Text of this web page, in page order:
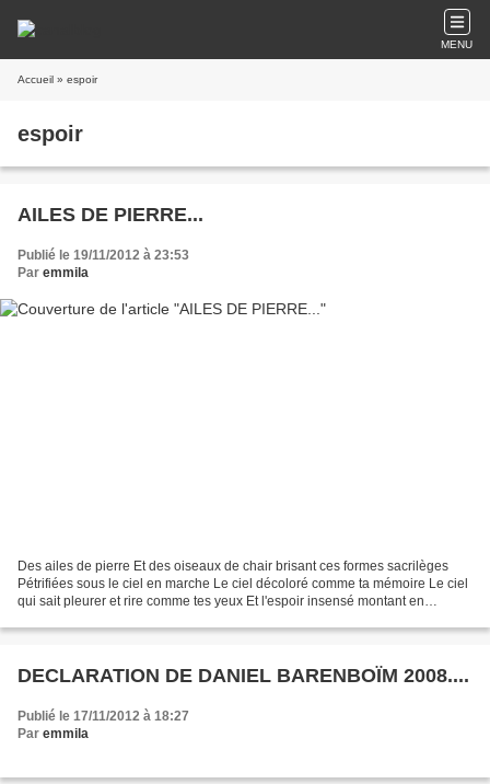
MENU
Accueil » espoir
espoir
AILES DE PIERRE...
Publié le 19/11/2012 à 23:53
Par emmila
Des ailes de pierre Et des oiseaux de chair brisant ces formes sacrilèges
Pétrifiées sous le ciel en marche Le ciel décoloré comme ta mémoire Le ciel
qui sait pleurer et rire comme tes yeux Et l'espoir insensé montant en
DECLARATION DE DANIEL BARENBOÏM 2008....
Publié le 17/11/2012 à 18:27
Par emmila